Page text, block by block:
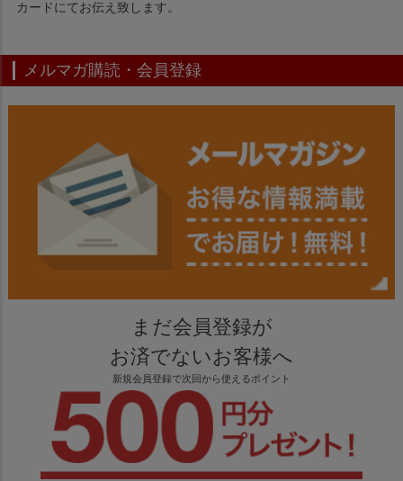
カードにてお伝え致します。
メルマガ購読・会員登録
まだ会員登録が
お済でないお客様へ
新規会員登録で次回から使えるポイント